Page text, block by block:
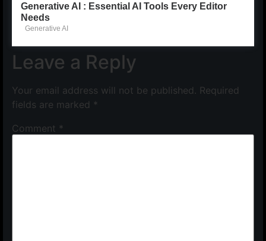
Generative AI : Essential AI Tools Every Editor
Needs
Generative AI
Leave a Reply
Your email address will not be published. Required
fields are marked *
Comment *